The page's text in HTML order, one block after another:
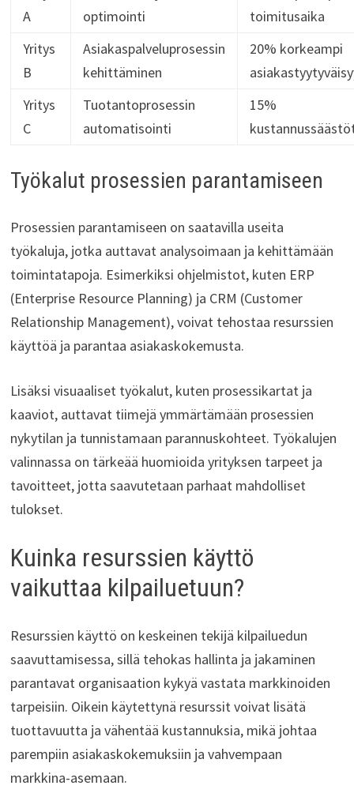
A
optimointi
toimitusaika
Yritys
B
Asiakaspalveluprosessin
kehittäminen
20% korkeampi
Yritys
C
Tuotantoprosessin
automatisointi
15%
Työkalut prosessien parantamiseen
Prosessien parantamiseen on saatavilla useita
työkaluja, jotka auttavat analysoimaan ja kehittämään
toimintatapoja. Esimerkiksi ohjelmistot, kuten ERP
(Enterprise Resource Planning) ja CRM (Customer
Relationship Management), voivat tehostaa resurssien
käyttöä ja parantaa asiakaskokemusta.
Lisäksi visuaaliset työkalut, kuten prosessikartat ja
kaaviot, auttavat tiimejä ymmärtämään prosessien
nykytilan ja tunnistamaan parannuskohteet. Työkalujen
valinnassa on tärkeää huomioida yrityksen tarpeet ja
tavoitteet, jotta saavutetaan parhaat mahdolliset
tulokset.
Kuinka resurssien käyttö
vaikuttaa kilpailuetuun?
Resurssien käyttö on keskeinen tekijä kilpailuedun
saavuttamisessa, sillä tehokas hallinta ja jakaminen
parantavat organisaation kykyä vastata markkinoiden
tarpeisiin. Oikein käytettynä resurssit voivat lisätä
tuottavuutta ja vähentää kustannuksia, mikä johtaa
parempiin asiakaskokemuksiin ja vahvempaan
markkina-asemaan.